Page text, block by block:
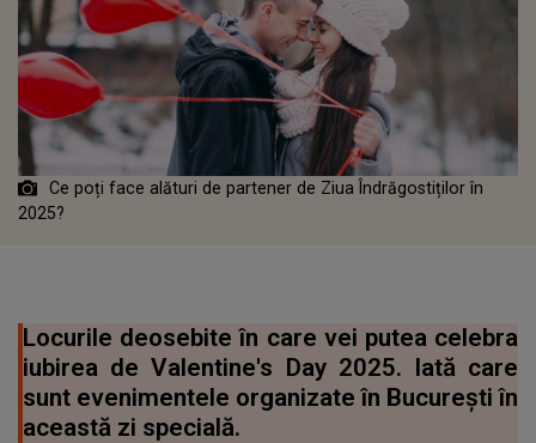
Ce poți face alături de partener de Ziua Îndrăgostiților în
2025?
Locurile deosebite în care vei putea celebra
iubirea de Valentine's Day 2025. Iată care
sunt evenimentele organizate în București în
această zi specială.